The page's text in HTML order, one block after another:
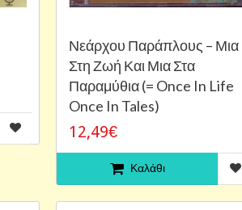
Νεάρχου Παράπλους ‎– Μια
Στη Ζωή Και Μια Στα
Παραμύθια (= Once In Life
Once In Tales)
12,49€
Καλάθι